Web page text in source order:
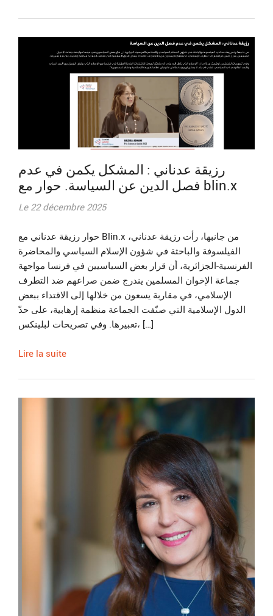
رزيقة عدناني : المشكل يكمن في عدم
فصل الدين عن السياسة. حوار مع blin.x
Le 22 décembre 2025
حوار رزيقة عدناني مع Blin.x من جانبها، رأت رزيقة عدناني،
الفيلسوفة والباحثة في شؤون الإسلام السياسي والمحاضرة
الفرنسية-الجزائرية، أن قرار بعض السياسيين في فرنسا مواجهة
جماعة الإخوان المسلمين يندرج ضمن صراعهم ضد التطرف
الإسلامي، في مقاربة يسعون من خلالها إلى الاقتداء ببعض
الدول الإسلامية التي صنّفت الجماعة منظمة إرهابية، على حدّ
تعبيرها. وفي تصريحات لبلينكس، […]
Lire la suite